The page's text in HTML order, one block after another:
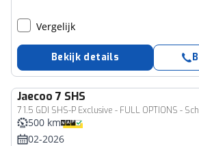
Vergelijk
Bekijk details
Jaecoo 7 SHS
500 km
02-2026